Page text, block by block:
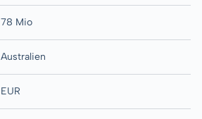
78 Mio
Australien
EUR